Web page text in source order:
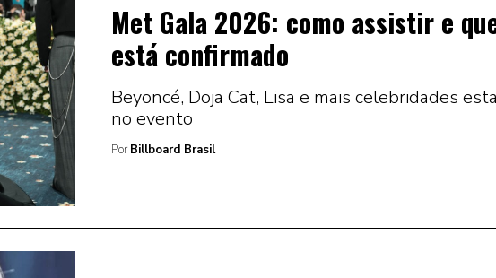
Met Gala 2026: como assistir e
está confirmado
Beyoncé, Doja Cat, Lisa e mais celebridades
no evento
Por Billboard Brasil